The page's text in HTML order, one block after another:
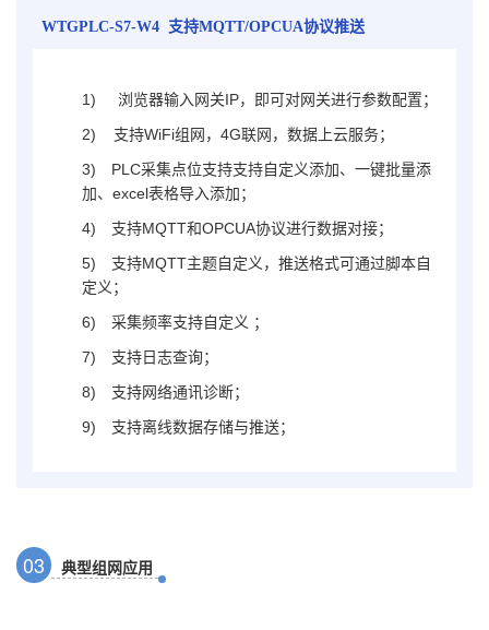
WTGPLC-S7-W4 支持MQTT/OPCUA协议推送
1)
浏览器输入网关IP，即可对网关进行参数配置；
2) 支持WiFi组网，4G联网，数据上云服务；
3)
PLC采集点位支持支持自定义添加、一键批量添
加、excel表格导入添加；
4)
支持MQTT和OPCUA协议进行数据对接；
5)
支持MQTT主题自定义，推送格式可通过脚本自
定义；
6)
采集频率支持自定义 ；
7)
支持日志查询；
8)
支持网络通讯诊断；
9)
支持离线数据存储与推送；
03 典型组网应用